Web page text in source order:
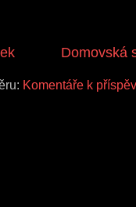
Domovská
Komentáře k